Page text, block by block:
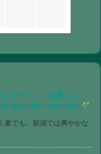
くテニス」を楽しも
Nasu this summer!
夏でも、那須では爽やかな